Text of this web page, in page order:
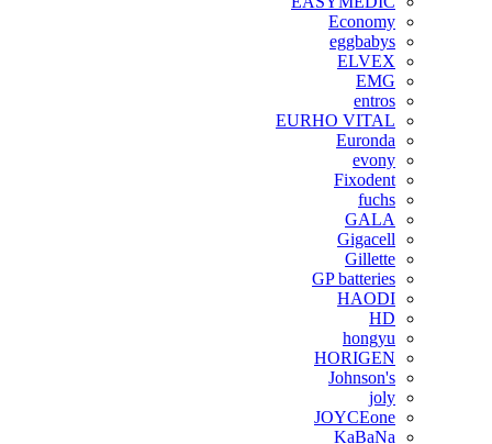
Economy
eggbabys
ELVEX
EMG
entros
EURHO VITAL
Euronda
evony
Fixodent
fuchs
GALA
Gigacell
Gillette
GP batteries
HAODI
HD
hongyu
HORIGEN
Johnson's
joly
JOYCEone
KaBaNa